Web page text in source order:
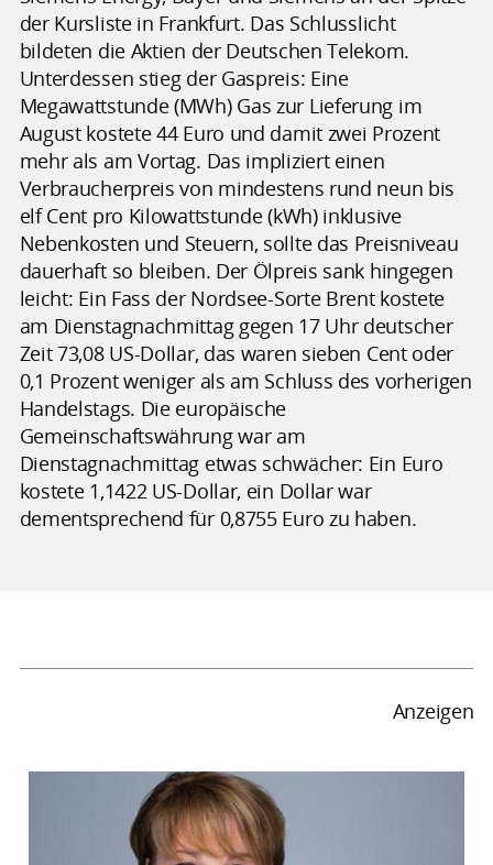
der Kursliste in Frankfurt. Das Schlusslicht
bildeten die Aktien der Deutschen Telekom.
Unterdessen stieg der Gaspreis: Eine
Megawattstunde (MWh) Gas zur Lieferung im
August kostete 44 Euro und damit zwei Prozent
mehr als am Vortag. Das impliziert einen
Verbraucherpreis von mindestens rund neun bis
elf Cent pro Kilowattstunde (kWh) inklusive
Nebenkosten und Steuern, sollte das Preisniveau
dauerhaft so bleiben. Der Ölpreis sank hingegen
leicht: Ein Fass der Nordsee-Sorte Brent kostete
am Dienstagnachmittag gegen 17 Uhr deutscher
Zeit 73,08 US-Dollar, das waren sieben Cent oder
0,1 Prozent weniger als am Schluss des vorherigen
Handelstags. Die europäische
Gemeinschaftswährung war am
Dienstagnachmittag etwas schwächer: Ein Euro
kostete 1,1422 US-Dollar, ein Dollar war
dementsprechend für 0,8755 Euro zu haben.
Anzeigen